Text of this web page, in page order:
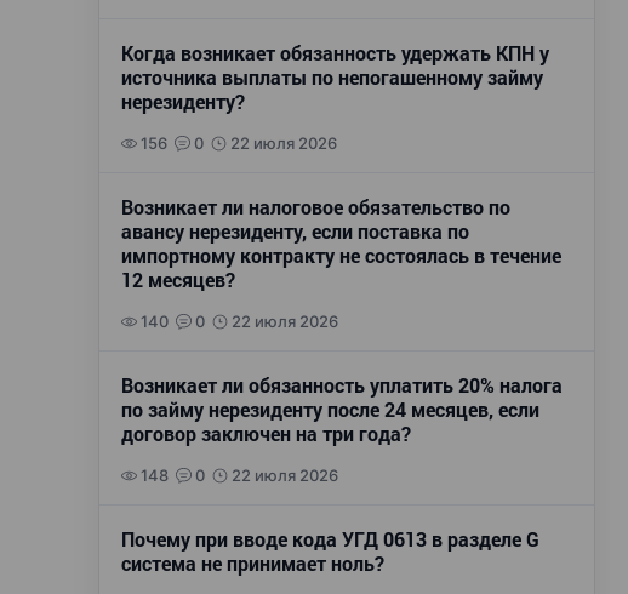
Когда возникает обязанность удержать КПН у
источника выплаты по непогашенному займу
нерезиденту?
156 0 22 июля 2026
Возникает ли налоговое обязательство по
авансу нерезиденту, если поставка по
импортному контракту не состоялась в течение
12 месяцев?
140 0 22 июля 2026
Возникает ли обязанность уплатить 20% налога
по займу нерезиденту после 24 месяцев, если
договор заключен на три года?
148 0 22 июля 2026
Почему при вводе кода УГД 0613 в разделе G
система не принимает ноль?